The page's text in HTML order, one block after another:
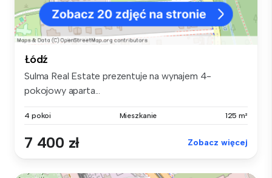
Łódź
Sulma Real Estate prezentuje na wynajem 4-
pokojowy aparta...
4 pokoi Mieszkanie 125 m²
7 400 zł Zobacz więcej